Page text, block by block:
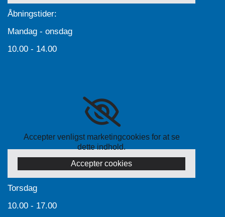
Åbningstider:
Mandag - onsdag
10.00 - 14.00
Accepter venligst marketingcookies for at se
dette indhold.
Accepter cookies
Torsdag
10.00 - 17.00